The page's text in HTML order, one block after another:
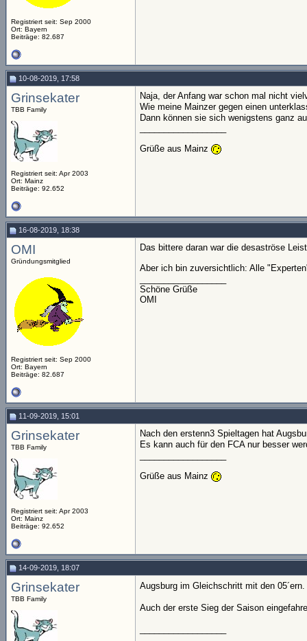
Registriert seit: Sep 2000
Ort: Bayern
Beiträge: 82.687
10-08-2019, 17:58
Grinsekater
TBB Family
Registriert seit: Apr 2003
Ort: Mainz
Beiträge: 92.652
Naja, der Anfang war schon mal nicht
Wie meine Mainzer gegen einen
Dann können sie sich wenigstens ganz
Grüße aus Mainz
16-08-2019, 18:38
OMI
Gründungsmitglied
Registriert seit: Sep 2000
Ort: Bayern
Beiträge: 82.687
Das bittere daran war die desaströse
Aber ich bin zuversichtlich: Alle
Schöne Grüße
OMI
11-09-2019, 15:01
Grinsekater
TBB Family
Registriert seit: Apr 2003
Ort: Mainz
Beiträge: 92.652
Nach den erstenn3 Spieltagen hat
Es kann auch für den FCA nur besser
Grüße aus Mainz
14-09-2019, 18:07
Grinsekater
TBB Family
Augsburg im Gleichschritt mit den 05´ern.
Auch der erste Sieg der Saison